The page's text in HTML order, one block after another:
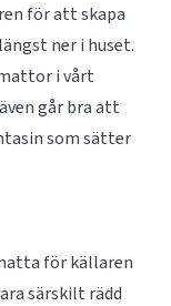
för att skapa
ner i huset.
i vårt
går bra att
som sätter
för källaren
särskilt rädd